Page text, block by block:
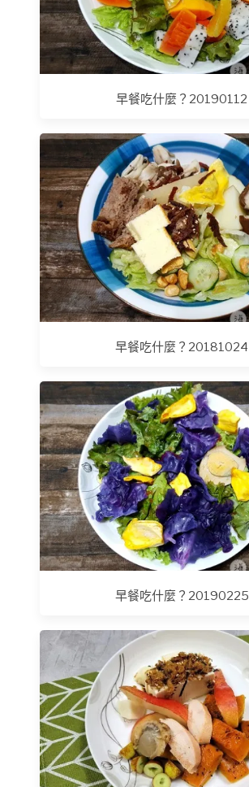
早餐吃什麼？20190112
早餐吃什麼？20181024
早餐吃什麼？20190225